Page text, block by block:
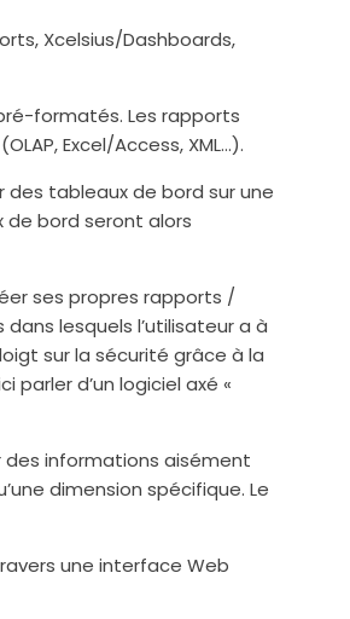
Xcelsius/Dashboards,
formatés. Les rapports
Excel/Access, XML…).
des tableaux de bord sur une
de bord seront alors
ses propres rapports /
lesquels l’utilisateur a à
sur la sécurité grâce à la
d’un logiciel axé «
des informations aisément
dimension spécifique. Le
une interface Web